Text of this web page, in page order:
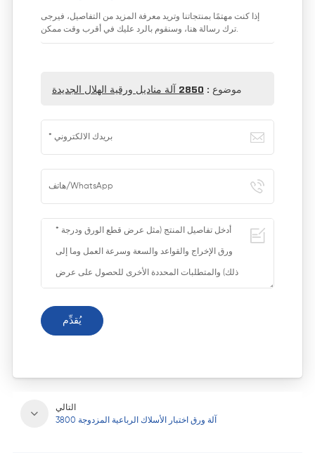
إذا كنت مهتمًا بمنتجاتنا وتريد معرفة المزيد من التفاصيل، فيرجى
ترك رسالة هنا، وسنقوم بالرد عليك في أقرب وقت ممكن.
موضوع : 2850 آلة مناديل ورقية الهلال الجديدة
يُقدِّم
التالي
3800 آلة ورق اختبار الأسلاك الرباعية المزدوجة